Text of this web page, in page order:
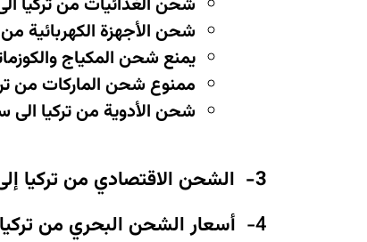
شحن الأجهزة الكهربائية
يمنع شحن المكياج
ممنوع شحن الماركات من
شحن الأدوية من تركيا
3-
الشحن الاقتصادي من تركيا
4-
أسعار الشحن البحري من